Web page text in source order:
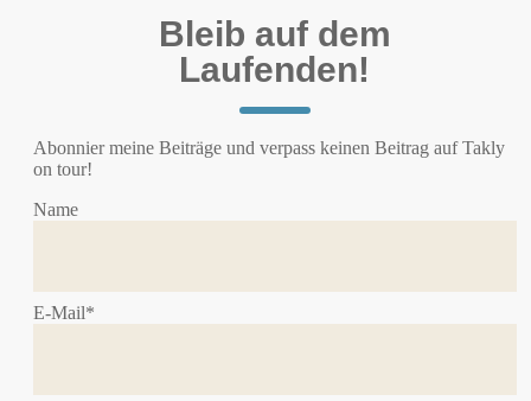
Bleib auf dem
Laufenden!
Abonnier meine Beiträge und verpass keinen Beitrag auf Takly
on tour!
Name
E-Mail*